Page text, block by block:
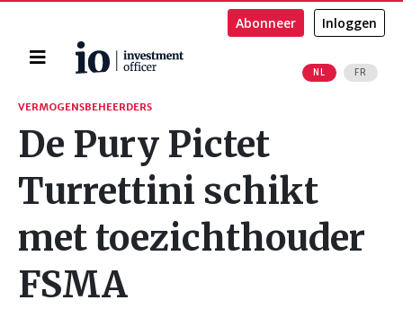
Home
NL FR
Abonneer Inloggen
Zoeken
VERMOGENSBEHEERDERS
De Pury Pictet
Turrettini schikt
met toezichthouder
FSMA